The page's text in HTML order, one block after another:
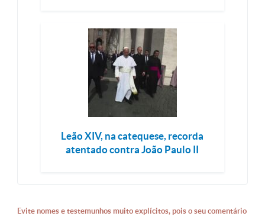
Leão XIV, na catequese, recorda
atentado contra João Paulo II
Evite nomes e testemunhos muito explícitos, pois o seu comentário